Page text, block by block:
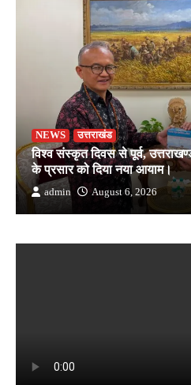
NEWS उत्तराखंड
विश्व संस्कृत दिवस से पूर्व,
के प्रसार को दिया नया आयाम।
admin August 6, 2026